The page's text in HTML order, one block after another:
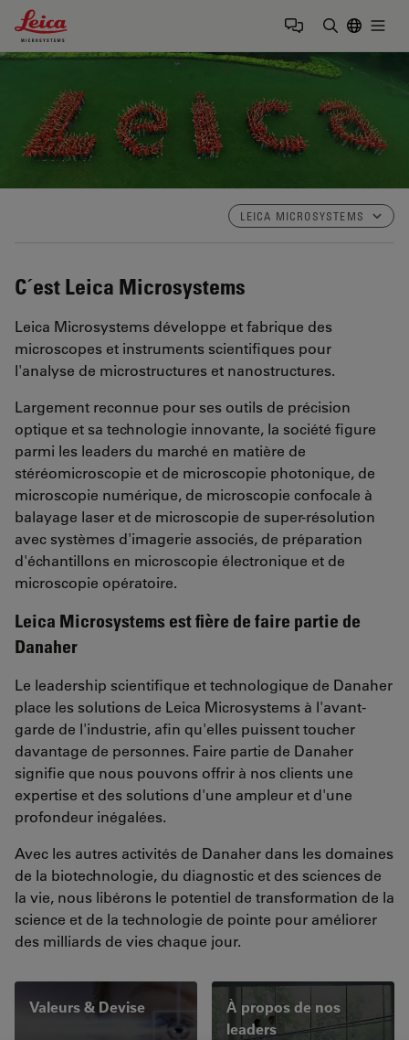
Leica Microsystems Logo
LEICA MICROSYSTEMS
C´est Leica Microsystems
Leica Microsystems développe et fabrique des
microscopes et instruments scientifiques pour
l'analyse de microstructures et nanostructures.
Largement reconnue pour ses outils de précision
optique et sa technologie innovante, la société figure
parmi les leaders du marché en matière de
stéréomicroscopie et de microscopie photonique, de
microscopie numérique, de microscopie confocale à
balayage laser et de microscopie de super-résolution
avec systèmes d'imagerie associés, de préparation
d'échantillons en microscopie électronique et de
microscopie opératoire.
Leica Microsystems est fière de faire partie de
Danaher
Le leadership scientifique et technologique de Danaher
place les solutions de Leica Microsystems à l'avant-
garde de l'industrie, afin qu'elles puissent toucher
davantage de personnes. Faire partie de Danaher
signifie que nous pouvons offrir à nos clients une
expertise et des solutions d'une ampleur et d'une
profondeur inégalées.
Avec les autres activités de Danaher dans les domaines
de la biotechnologie, du diagnostic et des sciences de
la vie, nous libérons le potentiel de transformation de la
science et de la technologie de pointe pour améliorer
des milliards de vies chaque jour.
Valeurs & Devise
À propos de nos
leaders